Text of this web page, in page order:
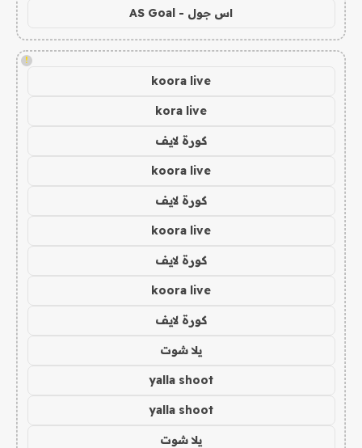
اس جول - AS Goal
!
koora live
kora live
كورة لايف
koora live
كورة لايف
koora live
كورة لايف
koora live
كورة لايف
يلا شوت
yalla shoot
yalla shoot
يلا شوت